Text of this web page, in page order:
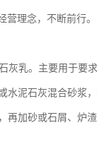
营理念，不断前行。
乳。主要用于要求
泥石灰混合砂浆，
再加砂或石屑、炉